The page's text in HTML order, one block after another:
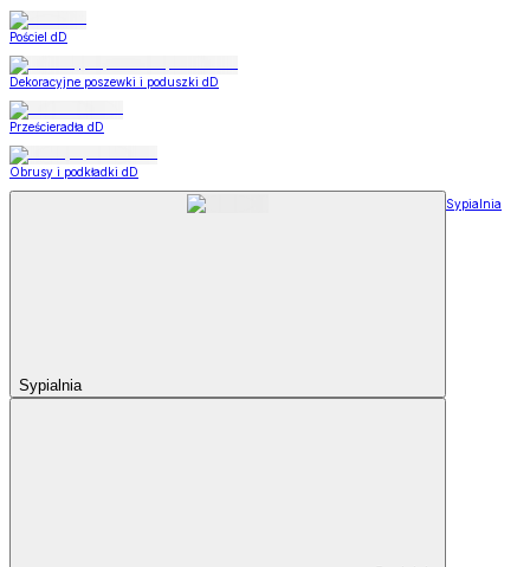
Pościel dD
Dekoracyjne poszewki i poduszki dD
Prześcieradła dD
Obrusy i podkładki dD
Sypialnia
Sypialnia